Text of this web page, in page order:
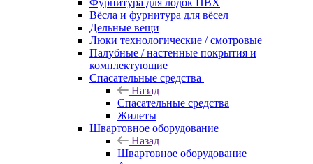
Фурнитура для лодок ПВХ
Вёсла и фурнитура для вёсел
Дельные вещи
Люки технологические / смотровые
Палубные / настенные покрытия и
комплектующие
Спасательные средства
Назад
Спасательные средства
Жилеты
Швартовное оборудование
Назад
Швартовное оборудование